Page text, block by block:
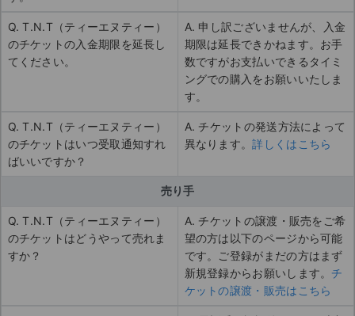
Q. T.N.T（ティーエヌティー）
のチケットの入金期限を延長し
てください。
A. 申し訳ございませんが、入金
期限は延長できかねます。お手
数ですがお支払いできるタイミ
ングでの購入をお願いいたしま
す。
Q. T.N.T（ティーエヌティー）
のチケットはいつ受取通知すれ
ばいいですか？
A. チケットの発送方法によって
異なります。詳しくはこちら
売り手
Q. T.N.T（ティーエヌティー）
のチケットはどうやって売れま
すか？
A. チケットの譲渡・販売をご希
望の方は以下のページから可能
です。ご登録がまだの方はまず
新規登録からお願いします。 チ
ケットの譲渡・販売はこちら